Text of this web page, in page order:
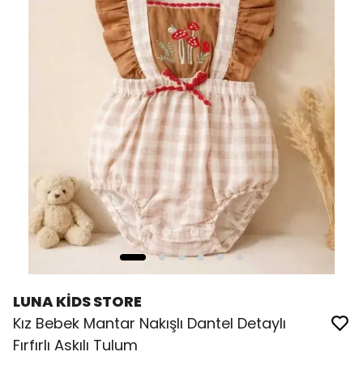
LUNA KİDS STORE
Kız Bebek Mantar Nakışlı Dantel Detaylı
Fırfırlı Askılı Tulum